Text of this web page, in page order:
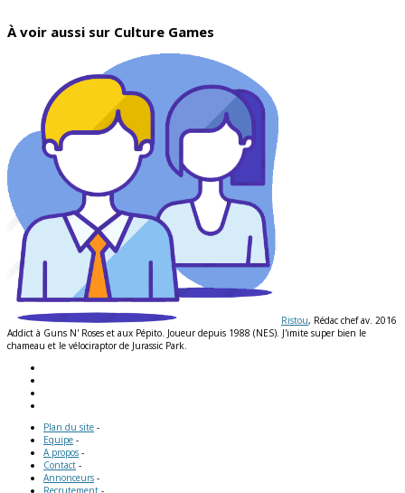
À voir aussi sur Culture Games
Ristou, Rédac chef av. 2016
Addict à Guns N' Roses et aux Pépito. Joueur depuis 1988 (NES). J'imite super bien le
chameau et le vélociraptor de Jurassic Park.
Plan du site -
Equipe -
A propos -
Contact -
Annonceurs -
Recrutement -